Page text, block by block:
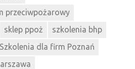
przeciwpożarowy
sklep ppoż
szkolenia bhp
Szkolenia dla firm Poznań